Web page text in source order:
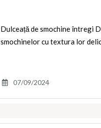
Dulceață de smochine întregi
smochinelor cu textura lor
07/09/2024